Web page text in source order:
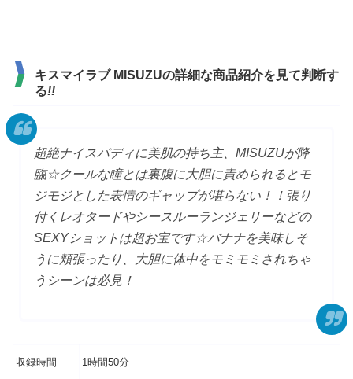
キスマイラブ MISUZUの詳細な商品紹介を見て判断す
る!!
超絶ナイスバディに美肌の持ち主、MISUZUが降
臨☆クールな瞳とは裏腹に大胆に責められるとモ
ジモジとした表情のギャップが堪らない！！張り
付くレオタードやシースルーランジェリーなどの
SEXYショットは超お宝です☆バナナを美味しそ
うに頬張ったり、大胆に体中をモミモミされちゃ
うシーンは必見！
収録時間 1時間50分